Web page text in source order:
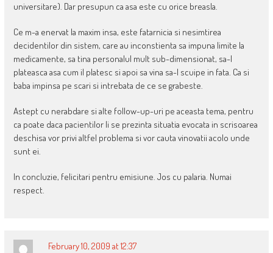
universitare). Dar presupun ca asa este cu orice breasla.
Ce m-a enervat la maxim insa, este fatarnicia si nesimtirea
decidentilor din sistem, care au inconstienta sa impuna limite la
medicamente, sa tina personalul mult sub-dimensionat, sa-l
plateasca asa cum il platesc si apoi sa vina sa-l scuipe in fata. Ca si
baba impinsa pe scari si intrebata de ce se grabeste.
Astept cu nerabdare si alte follow-up-uri pe aceasta tema, pentru
ca poate daca pacientilor li se prezinta situatia evocata in scrisoarea
deschisa vor privi altfel problema si vor cauta vinovatii acolo unde
sunt ei.
In concluzie, felicitari pentru emisiune. Jos cu palaria. Numai
respect.
February 10, 2009 at 12:37